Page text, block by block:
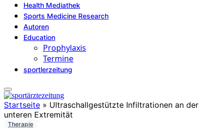
Health Mediathek
Sports Medicine Research
Autoren
Education
Prophylaxis
Termine
sportlerzeitung
Startseite » Ultraschallgestützte Infiltrationen an der
unteren Extremität
Therapie